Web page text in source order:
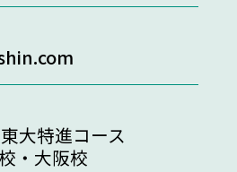
大特進コース
・大阪校